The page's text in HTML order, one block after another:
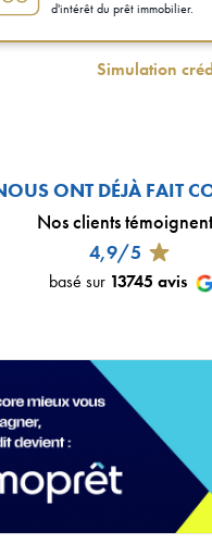
d'intérêt du prêt immobilier.
Simulation
ONT DÉJÀ FAIT
Nos clients témoignent
4,9/5
basé sur 13745 avis